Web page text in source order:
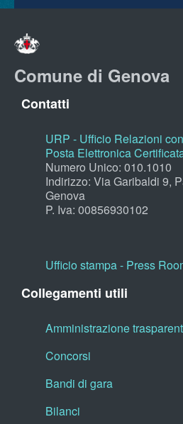
Comune di Genova
Contatti
URP - Ufficio Relazioni
Posta Elettronica
Numero Unico: 010.1010
Indirizzo: Via Garibaldi 9,
Genova
P. Iva: 00856930102
Ufficio stampa - Press
Collegamenti utili
Amministrazione
Concorsi
Bandi di gara
Bilanci